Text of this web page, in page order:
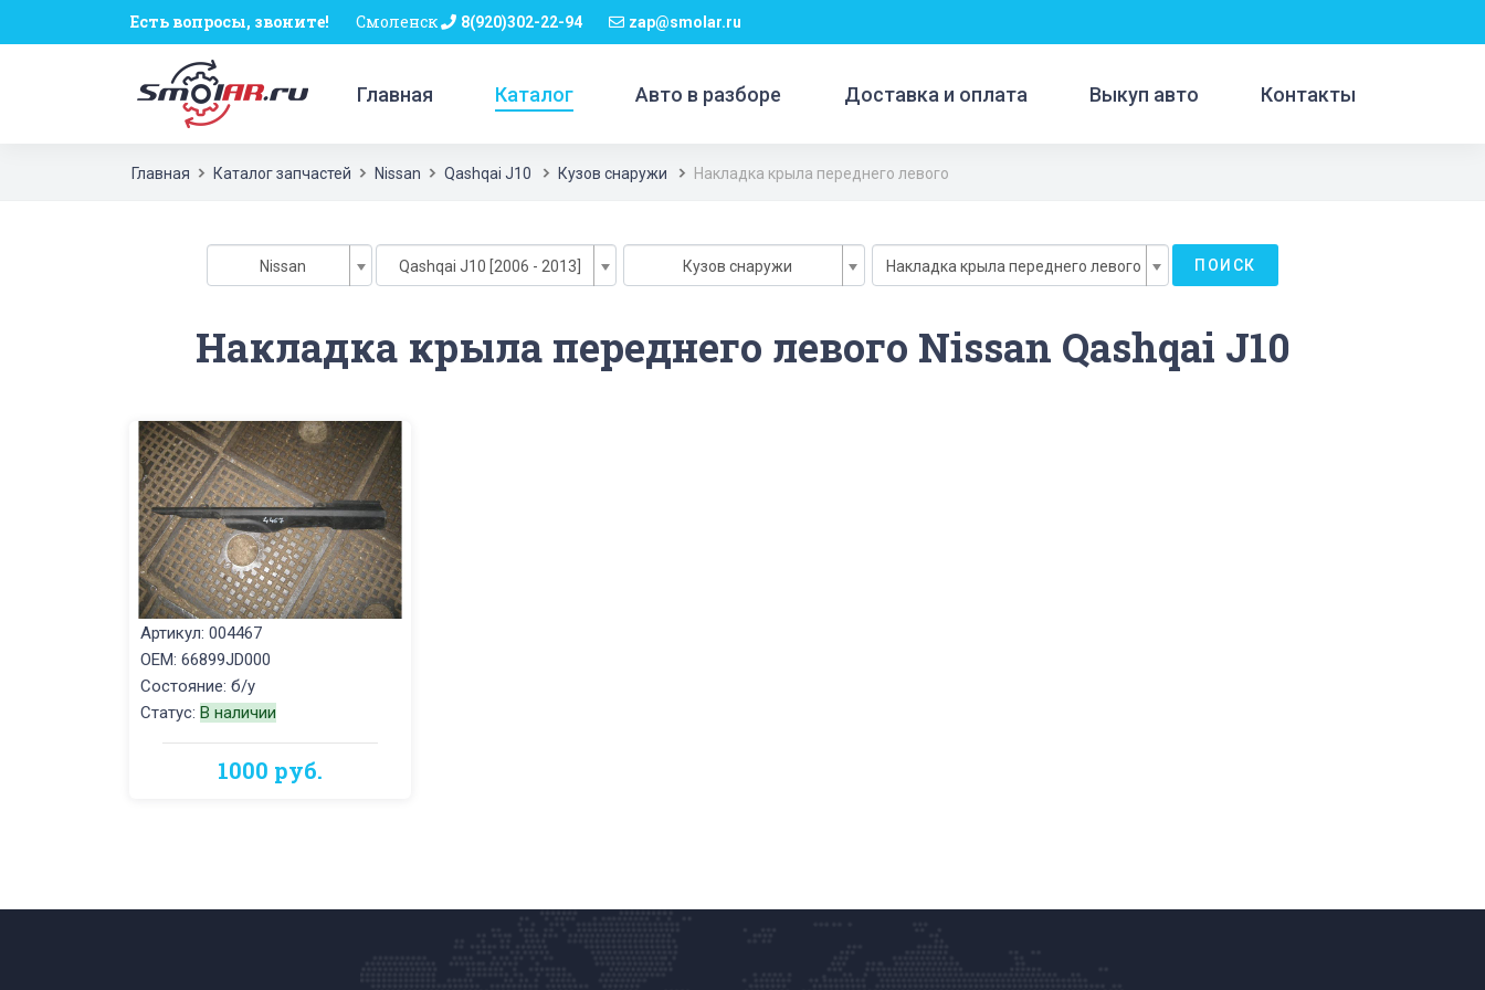
Есть вопросы, звоните! Смоленск 8(920)302-22-94 zap@smolar.ru
Главная Каталог Авто в разборе Доставка и оплата Выкуп авто Контакты
Главная Каталог запчастей Nissan Qashqai J10 Кузов снаружи Накладка крыла переднего левого
Nissan Qashqai J10 [2006 - 2013] Кузов снаружи Накладка крыла переднего левого ПОИСК
Накладка крыла переднего левого Nissan Qashqai J10
Артикул: 004467
OEM: 66899JD000
Состояние: б/у
Статус: В наличии
1000 руб.